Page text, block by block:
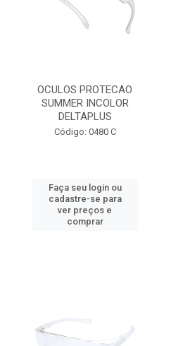
OCULOS PROTECAO
SUMMER INCOLOR
DELTAPLUS
Código: 0480 C
Faça seu login ou
cadastre-se para
ver preços e
comprar